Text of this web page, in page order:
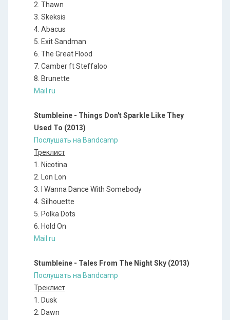
2. Thawn
3. Skeksis
4. Abacus
5. Exit Sandman
6. The Great Flood
7. Camber ft Steffaloo
8. Brunette
Mail.ru
Stumbleine - Things Don't Sparkle Like They
Used To (2013)
Послушать на Bandcamp
Треклист
1. Nicotina
2. Lon Lon
3. I Wanna Dance With Somebody
4. Silhouette
5. Polka Dots
6. Hold On
Mail.ru
Stumbleine - Tales From The Night Sky (2013)
Послушать на Bandcamp
Треклист
1. Dusk
2. Dawn